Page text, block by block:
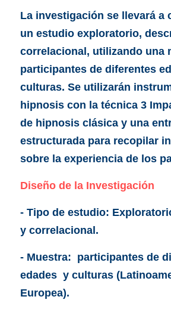
La investigación se llevará a
un estudio exploratorio,
correlacional, utilizando una
participantes de diferentes
culturas. Se utilizarán
hipnosis con la técnica 3
de hipnosis clásica y una
estructurada para recopilar
sobre la experiencia de los
Diseño de la Investigación
- Tipo de estudio:
y correlacional.
- Muestra:  participantes de
edades  y culturas
Europea).